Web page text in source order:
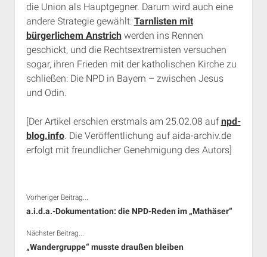
die Union als Hauptgegner. Darum wird auch eine
andere Strategie gewählt: Tarnlisten mit
bürgerlichem Anstrichwerden ins Rennen
geschickt, und die Rechtsextremisten versuchen
sogar, ihren Frieden mit der katholischen Kirche zu
schließen: Die NPD in Bayern – zwischen Jesus
und Odin.
[Der Artikel erschien erstmals am 25.02.08 aufnpd-
blog.info. Die Veröffentlichung auf aida-archiv.de
erfolgt mit freundlicher Genehmigung des Autors]
Vorheriger Beitrag...
a.i.d.a.-Dokumentation: die NPD-Reden im „Mathäser“
Nächster Beitrag...
„Wandergruppe“ musste draußen bleiben